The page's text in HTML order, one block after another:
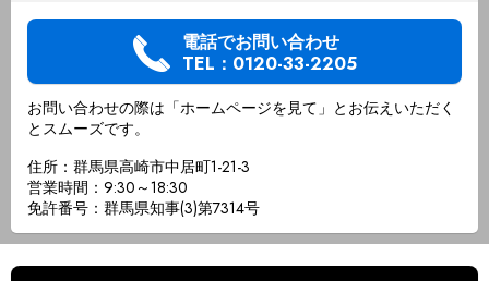
電話でお問い合わせ
TEL：0120-33-2205
お問い合わせの際は「ホームページを見て」とお伝えいただく
とスムーズです。
住所：群馬県高崎市中居町1-21-3
営業時間：9:30～18:30
免許番号：群馬県知事(3)第7314号